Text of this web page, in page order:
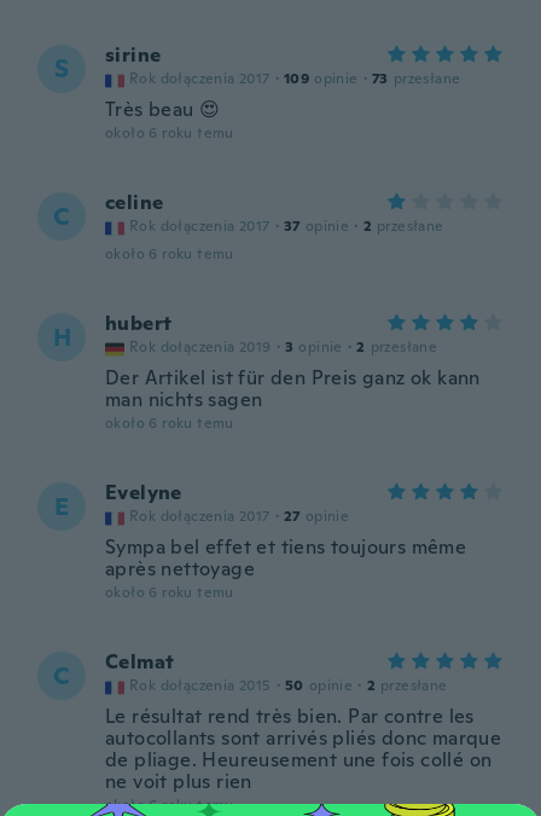
S sirine
Rok dołączenia 2017 · 109 opinie · 73 przesłane
Très beau 😍
około 6 roku temu
C celine
Rok dołączenia 2017 · 37 opinie · 2 przesłane
około 6 roku temu
H hubert
Rok dołączenia 2019 · 3 opinie · 2 przesłane
Der Artikel ist für den Preis ganz ok kann
man nichts sagen
około 6 roku temu
E Evelyne
Rok dołączenia 2017 · 27 opinie
Sympa bel effet et tiens toujours même
après nettoyage
około 6 roku temu
C Celmat
Rok dołączenia 2015 · 50 opinie · 2 przesłane
Le résultat rend très bien. Par contre les
autocollants sont arrivés pliés donc marque
de pliage. Heureusement une fois collé on
ne voit plus rien
około 6 roku temu